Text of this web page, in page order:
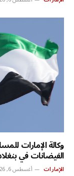
وكالة الإمارات
الفيضانات في
الإمارات أغسطس 6, 2026